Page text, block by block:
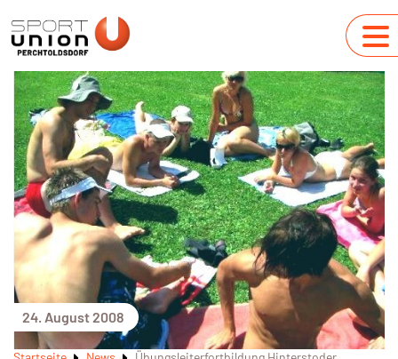
24. August 2008